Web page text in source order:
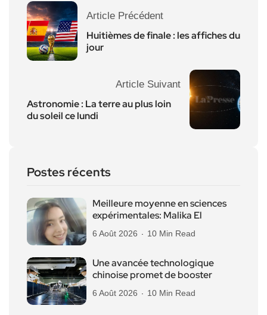
Article Précédent
Huitièmes de finale : les affiches du
jour
Article Suivant
Astronomie : La terre au plus loin
du soleil ce lundi
Postes récents
Meilleure moyenne en sciences
expérimentales: Malika El
6 Août 2026 10 Min Read
Une avancée technologique
chinoise promet de booster
6 Août 2026 10 Min Read